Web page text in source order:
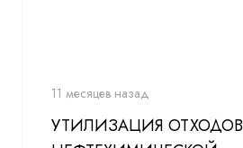
11 месяцев назад
УТИЛИЗАЦИЯ ОТХОДОВ